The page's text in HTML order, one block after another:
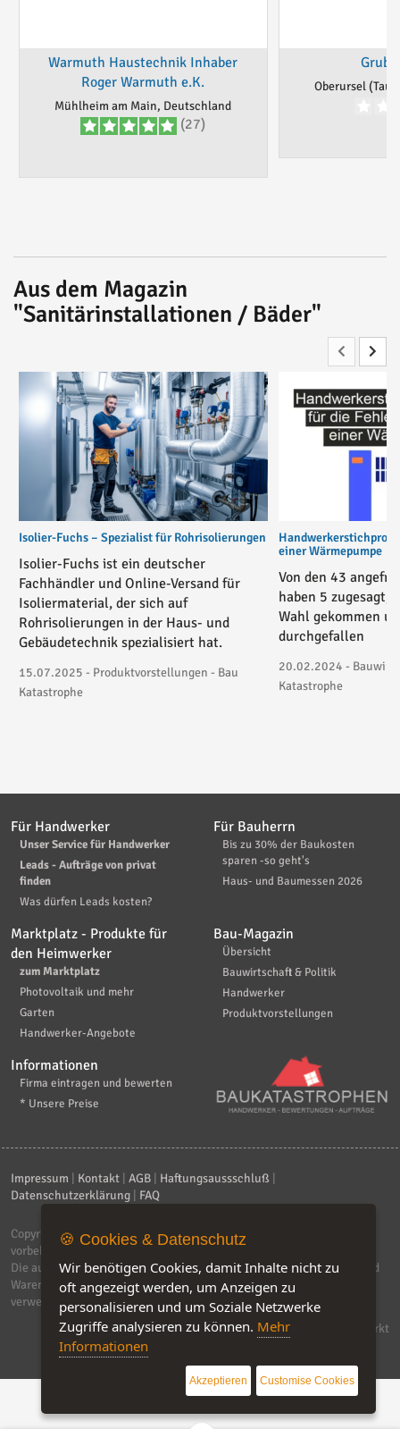
Warmuth Haustechnik Inhaber
Roger Warmuth e.K.
Mühlheim am Main, Deutschland
(27)
Oberursel
Aus dem Magazin
"Sanitärinstallationen / Bäder"
Isolier-Fuchs – Spezialist für Rohrisolierungen
Isolier-Fuchs ist ein deutscher
Fachhändler und Online-Versand für
Isoliermaterial, der sich auf
Rohrisolierungen in der Haus- und
Gebäudetechnik spezialisiert hat.
15.07.2025 - Produktvorstellungen - Bau
Katastrophe
einer Wärmepumpe
Von den 43
haben 5 zugesagt,
Wahl gekommen
durchgefallen
20.02.2024 -
Katastrophe
Für Handwerker
Unser Service für Handwerker
Leads - Aufträge von privat
finden
Was dürfen Leads kosten?
Für Bauherrn
Bis zu 30% der Baukosten
sparen -so geht's
Haus- und Baumessen 2026
Marktplatz - Produkte für
den Heimwerker
zum Marktplatz
Photovoltaik und mehr
Garten
Handwerker-Angebote
Bau-Magazin
Übersicht
Bauwirtschaft & Politik
Handwerker
Produktvorstellungen
Informationen
Firma eintragen und bewerten
* Unsere Preise
Impressum Kontakt AGB Haftungsaussschluß
Datenschutzerklärung
FAQ
Copyright © 2026ebiz-consult GmbH & Co. KG
vorbehalten.
Die auf dieser Seite verwendeten Produktbezeichnungen, Namen und
Warenzeichen sind Eigentum der jeweiligen Firmen. Unser Portal
verwendet Affiliat-Links, für dir wir Geld erhalten.
Software by IQ-Markt
🍪 Cookies & Datenschutz
Wir benötigen Cookies, damit Inhalte nicht zu
oft angezeigt werden, um Anzeigen zu
personalisieren und um Soziale Netzwerke
Zugriffe analysieren zu können. Mehr
Informationen
Akzeptieren Customise Cookies